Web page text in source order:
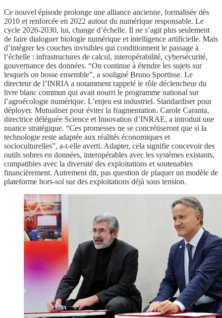
Ce nouvel épisode prolonge une alliance ancienne, formalisée dès
2010 et renforcée en 2022 autour du numérique responsable. Le
cycle 2026-2030, lui, change d’échelle. Il ne s’agit plus seulement
de faire dialoguer biologie numérique et intelligence artificielle. Mais
d’intégrer les couches invisibles qui conditionnent le passage à
l’échelle : infrastructures de calcul, interopérabilité, cybersécurité,
gouvernance des données. “On continue à étendre les sujets sur
lesquels on bosse ensemble”, a souligné Bruno Sportisse. Le
directeur de l’INRIA a notamment rappelé le rôle déclencheur du
livre blanc commun qui avait nourri le programme national sur
l’agroécologie numérique. L’enjeu est industriel. Standardiser pour
déployer. Mutualiser pour éviter la fragmentation. Carole Caranta,
directrice déléguée Science et Innovation d’INRAE, a introduit une
nuance stratégique. “Ces promesses ne se concrétiseront que si la
technologie reste adaptée aux réalités économiques et
socioculturelles”, a-t-elle averti. Adapter, cela signifie concevoir des
outils sobres en données, interopérables avec les systèmes existants,
compatibles avec la diversité des exploitations et soutenables
financièrement. Autrement dit, pas question de plaquer un modèle de
plateforme hors-sol sur des exploitations déjà sous tension.